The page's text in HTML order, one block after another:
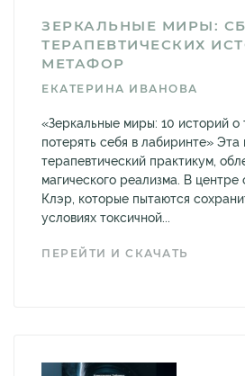
ЗЕРКАЛЬНЫЕ МИРЫ:
ТЕРАПЕВТИЧЕСКИХ
МЕТАФОР
ЕКАТЕРИНА ИВАНОВА
«Зеркальные миры: 10 историй о
потерять себя в лабиринте» Эта
терапевтический практикум,
магического реализма. В
Клэр, которые пытаются
условиях токсичной...
ПЕРЕЙТИ И СКАЧАТЬ